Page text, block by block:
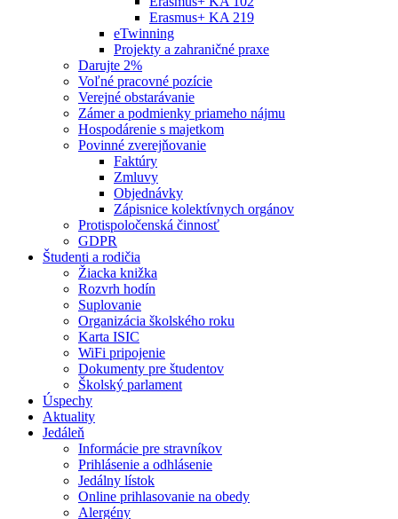
Erasmus+ KA 219
eTwinning
Projekty a zahraničné praxe
Darujte 2%
Voľné pracovné pozície
Verejné obstarávanie
Zámer a podmienky priameho nájmu
Hospodárenie s majetkom
Povinné zverejňovanie
Faktúry
Zmluvy
Objednávky
Zápisnice kolektívnych orgánov
Protispoločenská činnosť
GDPR
Študenti a rodičia
Žiacka knižka
Rozvrh hodín
Suplovanie
Organizácia školského roku
Karta ISIC
WiFi pripojenie
Dokumenty pre študentov
Školský parlament
Úspechy
Aktuality
Jedáleň
Informácie pre stravníkov
Prihlásenie a odhlásenie
Jedálny lístok
Online prihlasovanie na obedy
Alergény